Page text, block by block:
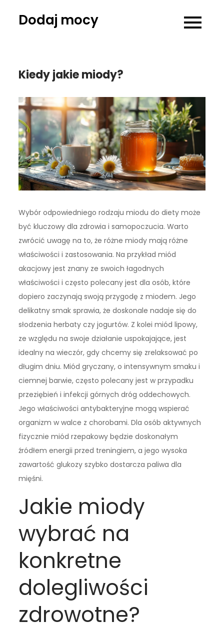
Dodaj mocy
Kiedy jakie miody?
Wybór odpowiedniego rodzaju miodu do diety może
być kluczowy dla zdrowia i samopoczucia. Warto
zwrócić uwagę na to, że różne miody mają różne
właściwości i zastosowania. Na przykład miód
akacjowy jest znany ze swoich łagodnych
właściwości i często polecany jest dla osób, które
dopiero zaczynają swoją przygodę z miodem. Jego
delikatny smak sprawia, że doskonale nadaje się do
słodzenia herbaty czy jogurtów. Z kolei miód lipowy,
ze względu na swoje działanie uspokajające, jest
idealny na wieczór, gdy chcemy się zrelaksować po
długim dniu. Miód gryczany, o intensywnym smaku i
ciemnej barwie, często polecany jest w przypadku
przeziębień i infekcji górnych dróg oddechowych.
Jego właściwości antybakteryjne mogą wspierać
organizm w walce z chorobami. Dla osób aktywnych
fizycznie miód rzepakowy będzie doskonałym
źródłem energii przed treningiem, a jego wysoka
zawartość glukozy szybko dostarcza paliwa dla
mięśni.
Jakie miody
wybrać na
konkretne
dolegliwości
zdrowotne?